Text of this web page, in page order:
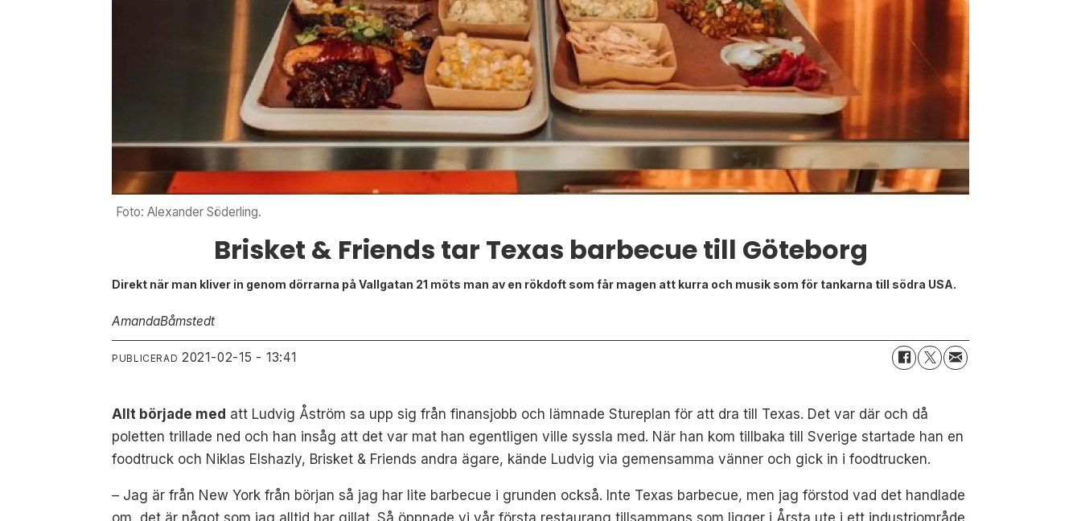
Foto: Alexander Söderling.
Brisket & Friends tar Texas barbecue till Göteborg
Direkt när man kliver in genom dörrarna på Vallgatan 21 möts man av en rökdoft som får magen att kurra och musik som för tankarna till södra USA.
AmandaBåmstedt
PUBLICERAD 2021-02-15 - 13:41
Allt började med att Ludvig Åström sa upp sig från finansjobb och lämnade Stureplan för att dra till Texas. Det var där och då
poletten trillade ned och han insåg att det var mat han egentligen ville syssla med. När han kom tillbaka till Sverige startade han en
foodtruck och Niklas Elshazly, Brisket & Friends andra ägare, kände Ludvig via gemensamma vänner och gick in i foodtrucken.
– Jag är från New York från början så jag har lite barbecue i grunden också. Inte Texas barbecue, men jag förstod vad det handlade
om, det är något som jag alltid har gillat. Så öppnade vi vår första restaurang tillsammans som ligger i Årsta ute i ett industriområde.